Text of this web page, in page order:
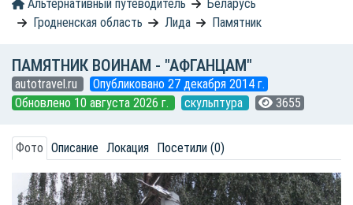
Альтернативный путеводитель
Беларусь
Гродненская область
Лида Памятник
ПАМЯТНИК ВОИНАМ - "АФГАНЦАМ"
autotravel.ru
Опубликовано 27 декабря 2014 г.
Обновлено 10 августа 2026 г.
скульптура 3655
Фото Описание Локация Посетили (0)